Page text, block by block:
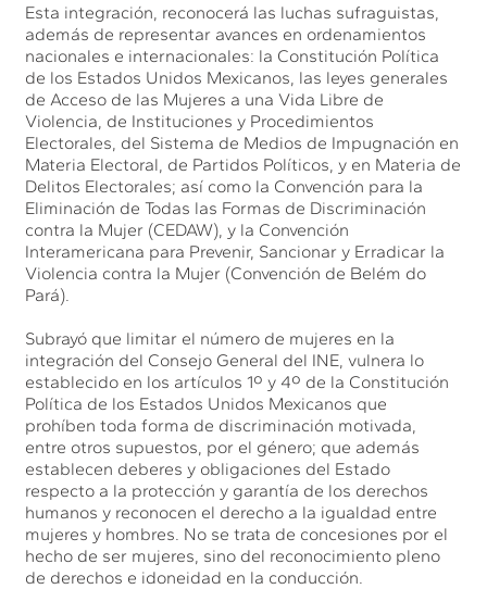
Esta integración, reconocerá las luchas sufraguistas,
además de representar avances en ordenamientos
nacionales e internacionales: la Constitución Política
de los Estados Unidos Mexicanos, las leyes generales
de Acceso de las Mujeres a una Vida Libre de
Violencia, de Instituciones y Procedimientos
Electorales, del Sistema de Medios de Impugnación en
Materia Electoral, de Partidos Políticos, y en Materia de
Delitos Electorales; así como la Convención para la
Eliminación de Todas las Formas de Discriminación
contra la Mujer (CEDAW), y la Convención
Interamericana para Prevenir, Sancionar y Erradicar la
Violencia contra la Mujer (Convención de Belém do
Pará).
Subrayó que limitar el número de mujeres en la
integración del Consejo General del INE, vulnera lo
establecido en los artículos 1º y 4º de la Constitución
Política de los Estados Unidos Mexicanos que
prohíben toda forma de discriminación motivada,
entre otros supuestos, por el género; que además
establecen deberes y obligaciones del Estado
respecto a la protección y garantía de los derechos
humanos y reconocen el derecho a la igualdad entre
mujeres y hombres. No se trata de concesiones por el
hecho de ser mujeres, sino del reconocimiento pleno
de derechos e idoneidad en la conducción.